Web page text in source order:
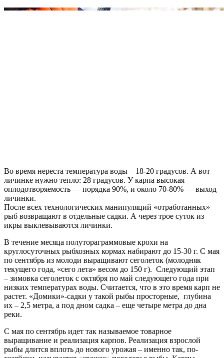
Во время нереста температура воды – 18-20 градусов. А вот
личинке нужно тепло: 28 градусов. У карпа высокая
оплодотворяемость — порядка 90%, и около 70-80% — выход
личинки.
После всех технологических манипуляций «отработанных»
рыб возвращают в отдельные садки. А через трое суток из
икры выклевываются личинки.
В течение месяца полутораграммовые крохи на
круглосуточных рыбхозных кормах набирают до 15-30 г. С мая
по сентябрь из молоди выращивают сеголеток (молодняк
текущего года, «сего лета» весом до 150 г). Следующий этап
– зимовка сеголеток с октября по май следующего года при
низких температурах воды. Считается, что в это время карп не
растет. «Домики»-садки у такой рыбы просторные, глубина
их – 2,5 метра, а под дном садка – еще четыре метра до дна
реки.
С мая по сентябрь идет так называемое товарное
выращивание и реализация карпов. Реализация взрослой
рыбы длится вплоть до нового урожая – именно так, по-